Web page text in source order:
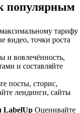
популярным
тарифу
видео, точки роста
и вовлечённость,
и составляйте
посты, сторис,
лендинги, сайты
LabelUp Оценивайте